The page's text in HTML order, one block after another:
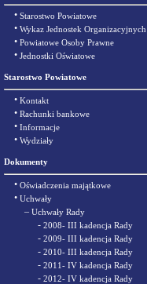
• Starostwo Powiatowe
• Wykaz Jednostek Organizacyjnych
• Powiatowe Osoby Prawne
• Jednostki Oświatowe
Starostwo Powiatowe
• Kontakt
• Rachunki bankowe
• Informacje
• Wydziały
Dokumenty
• Oświadczenia majątkowe
• Uchwały
– Uchwały Rady
- 2008- III kadencja Rady
- 2009- III kadencja Rady
- 2010- III kadencja Rady
- 2011- IV kadencja Rady
- 2012- IV kadencja Rady